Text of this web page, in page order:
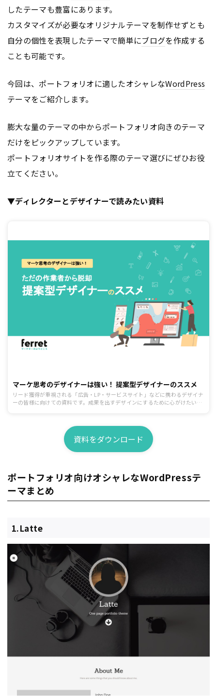
したテーマも豊富にあります。
カスタマイズが必要なオリジナルテーマを制作せずとも
自分の個性を表現したテーマで簡単にブログを作成する
ことも可能です。
今回は、ポートフォリオに適したオシャレなWordPress
テーマをご紹介します。
膨大な量のテーマの中からポートフォリオ向きのテーマ
だけをピックアップしています。
ポートフォリオサイトを作る際のテーマ選びにぜひお役
立てください。
▼ディレクターとデザイナーで読みたい資料
マーケ思考のデザイナーは強い！ 提案型デザイナーのススメ
リード獲得が重視される「広告・LP・サービスサイト」などに携わるデザイナ
ーの皆様に向けての資料です。成果を出すデザインにするために心がけたいポ
資料をダウンロード
ポートフォリオ向けオシャレなWordPressテ
ーマまとめ
1.Latte